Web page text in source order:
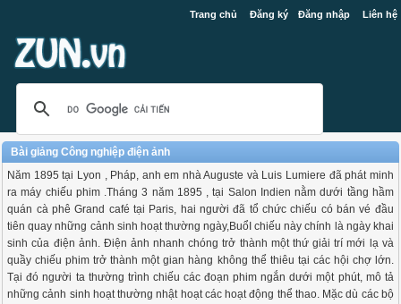
Trang chủ Đăng ký Đăng nhập Liên hệ
Bài giảng Công nghiệp điện ảnh
Năm 1895 tại Lyon , Pháp, anh em nhà Auguste và Luis Lumiere đã phát minh
ra máy chiếu phim .Tháng 3 năm 1895 , tại Salon Indien nằm dưới tầng hầm
quán cà phê Grand café tại Paris, hai người đã tổ chức chiếu có bán vé đầu
tiên quay những cảnh sinh hoạt thường ngày,BuổI chiếu này chính là ngày khai
sinh của điện ảnh. Điện ảnh nhanh chóng trở thành một thứ giải trí mới lạ và
quầy chiếu phim trở thành một gian hàng không thể thiêu tại các hội chợ lớn.
Tại đó người ta thường trình chiếu các đoạn phim ngắn dưới một phút, mô tả
những cảnh sinh hoạt thường nhật hoạt các hoạt động thể thao. Mặc dù các bộ